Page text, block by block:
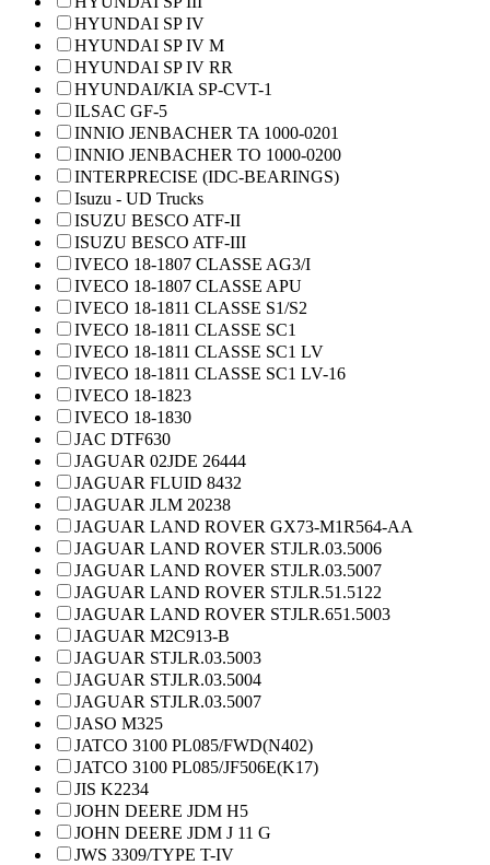
HYUNDAI SP IV
HYUNDAI SP IV M
HYUNDAI SP IV RR
HYUNDAI/KIA SP-CVT-1
ILSAC GF-5
INNIO JENBACHER TA 1000-0201
INNIO JENBACHER TO 1000-0200
INTERPRECISE (IDC-BEARINGS)
Isuzu - UD Trucks
ISUZU BESCO ATF-II
ISUZU BESCO ATF-III
IVECO 18-1807 CLASSE AG3/I
IVECO 18-1807 CLASSE APU
IVECO 18-1811 CLASSE S1/S2
IVECO 18-1811 CLASSE SC1
IVECO 18-1811 CLASSE SC1 LV
IVECO 18-1811 CLASSE SC1 LV-16
IVECO 18-1823
IVECO 18-1830
JAC DTF630
JAGUAR 02JDE 26444
JAGUAR FLUID 8432
JAGUAR JLM 20238
JAGUAR LAND ROVER GX73-M1R564-AA
JAGUAR LAND ROVER STJLR.03.5006
JAGUAR LAND ROVER STJLR.03.5007
JAGUAR LAND ROVER STJLR.51.5122
JAGUAR LAND ROVER STJLR.651.5003
JAGUAR M2C913-B
JAGUAR STJLR.03.5003
JAGUAR STJLR.03.5004
JAGUAR STJLR.03.5007
JASO M325
JATCO 3100 PL085/FWD(N402)
JATCO 3100 PL085/JF506E(K17)
JIS K2234
JOHN DEERE JDM H5
JOHN DEERE JDM J 11 G
JWS 3309/TYPE T-IV